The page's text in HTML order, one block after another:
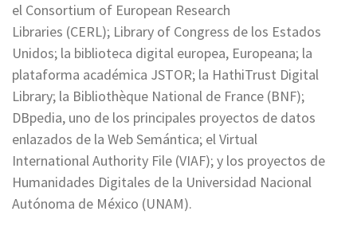
el Consortium of European Research
Libraries (CERL); Library of Congress de los Estados
Unidos; la biblioteca digital europea, Europeana; la
plataforma académica JSTOR; la HathiTrust Digital
Library; la Bibliothèque National de France (BNF);
DBpedia, uno de los principales proyectos de datos
enlazados de la Web Semántica; el Virtual
International Authority File (VIAF); y los proyectos de
Humanidades Digitales de la Universidad Nacional
Autónoma de México (UNAM).